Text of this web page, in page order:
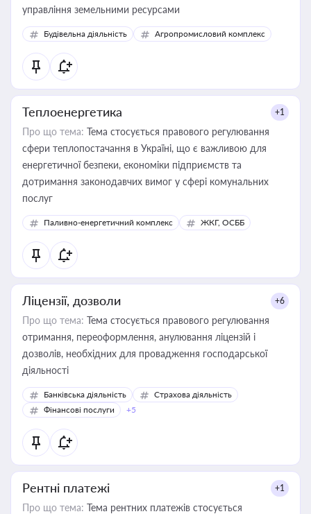
управління земельними ресурсами
Будівельна діяльність Агропромисловий комплекс
Теплоенергетика +1
Про що тема: Тема стосується правового регулювання
сфери теплопостачання в Україні, що є важливою для
енергетичної безпеки, економіки підприємств та
дотримання законодавчих вимог у сфері комунальних
послуг
Паливно-енергетичний комплекс ЖКГ, ОСББ
Ліцензії, дозволи +6
Про що тема: Тема стосується правового регулювання
отримання, переоформлення, анулювання ліцензій і
дозволів, необхідних для провадження господарської
діяльності
Банківська діяльність
Страхова діяльність
Фінансові послуги
+5
Рентні платежі +1
Про що тема: Тема рентних платежів стосується